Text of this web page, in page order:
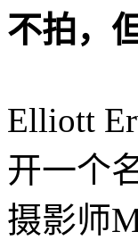
不拍，
Elliott
开一个
摄影师